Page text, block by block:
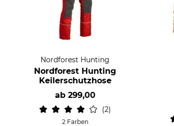
Nordforest Hunting
Nordforest Hunting
Keilerschutzhose
ab 299,00
2
2 Farben